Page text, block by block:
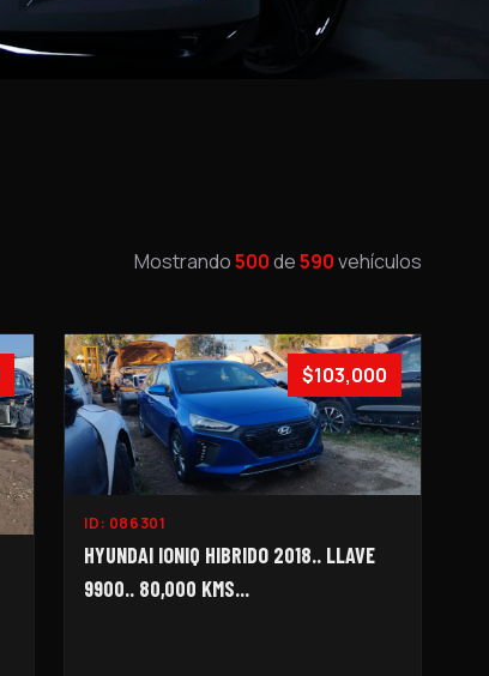
Mostrando500de590vehículos
$103,000
ID: 086301
HYUNDAI IONIQ HIBRIDO 2018.. LLAVE
9900.. 80,000 KMS...